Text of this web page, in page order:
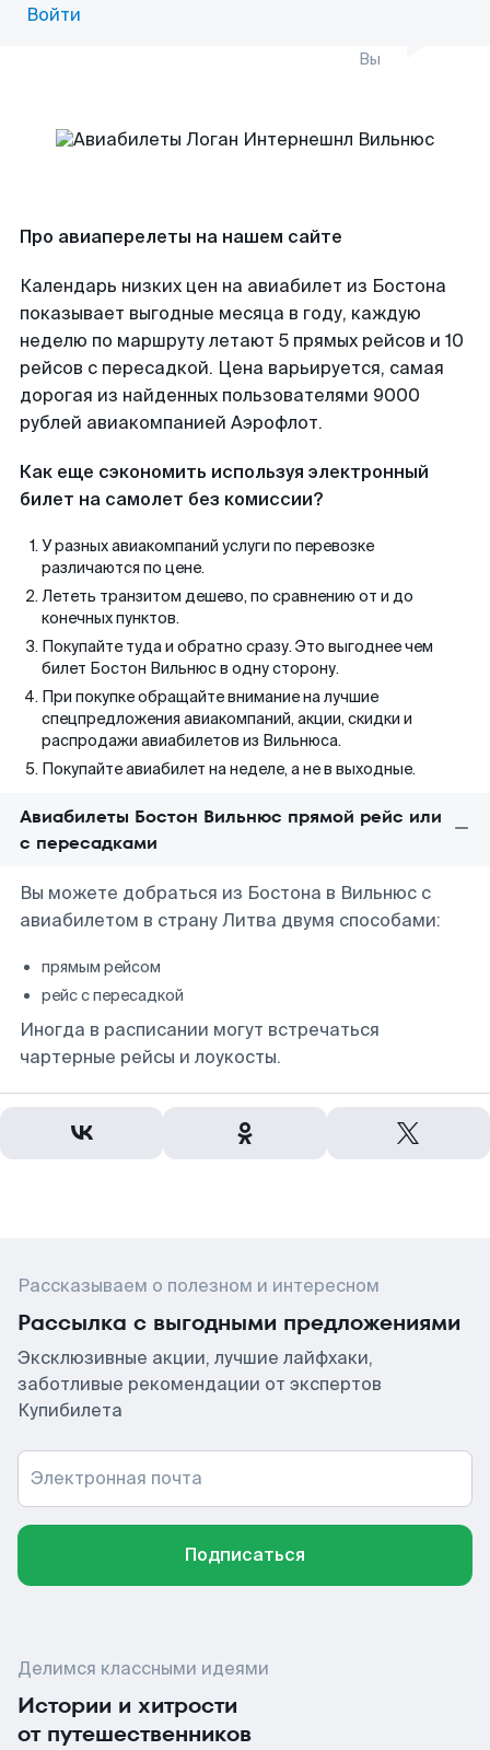
Войти
Вы
Про авиаперелеты на нашем сайте
Календарь низких цен на авиабилет из Бостона
показывает выгодные месяца в году, каждую
неделю по маршруту летают 5 прямых рейсов и 10
рейсов с пересадкой. Цена варьируется, самая
дорогая из найденных пользователями 9000
рублей авиакомпанией Аэрофлот.
Как еще сэкономить используя электронный
билет на самолет без комиссии?
У разных авиакомпаний услуги по перевозке
различаются по цене.
Лететь транзитом дешево, по сравнению от и до
конечных пунктов.
Покупайте туда и обратно сразу. Это выгоднее чем
билет Бостон Вильнюс в одну сторону.
При покупке обращайте внимание на лучшие
спецпредложения авиакомпаний, акции, скидки и
распродажи авиабилетов из Вильнюса.
Покупайте авиабилет на неделе, а не в выходные.
Авиабилеты Бостон Вильнюс прямой рейс или
с пересадками
Вы можете добраться из Бостона в Вильнюс с
авиабилетом в страну Литва двумя способами:
прямым рейсом
рейс с пересадкой
Иногда в расписании могут встречаться
чартерные рейсы и лоукосты.
Рассказываем о полезном и интересном
Рассылка с выгодными предложениями
Эксклюзивные акции, лучшие лайфхаки,
заботливые рекомендации от экспертов
Купибилета
Электронная почта
Подписаться
Делимся классными идеями
Истории и хитрости
от путешественников